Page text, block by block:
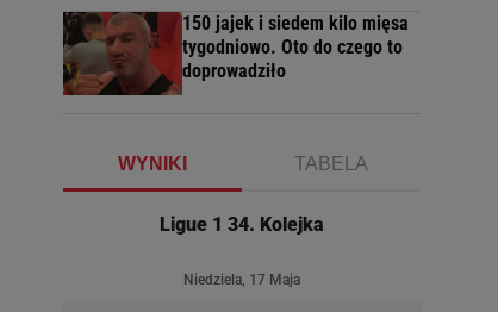
150 jajek i siedem kilo mięsa
tygodniowo. Oto do czego to
doprowadziło
WYNIKI TABELA
Ligue 1 34. Kolejka
Niedziela, 17 Maja